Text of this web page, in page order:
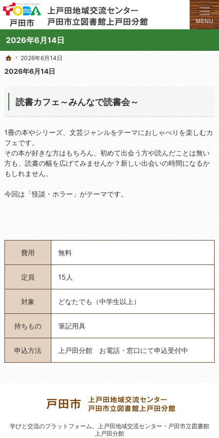
2026年6月14日
学びと交流のプラットフォーム。地域の講座や施設をご案内しています。
上戸田地域交流センターや戸田市立図書館上戸田分館の総合案内サイト
ホーム
2026年6月14日
2026年6月14日
読書カフェ～みんなで読書会～
1冊の本やシリーズ、文芸ジャンルをテーマにおしゃべりを楽しむカ
フェです。
その本が好きな方はもちろん、初めて出会う方や読んだことは無い
方も、読書の幅を広げてみませんか？新しい出会いの時間になるか
もしれません。
今回は「怪談・ホラー」がテーマです。
費用 無料
定員 15人
対象 どなたでも（中学生以上）
持ちもの 筆記用具
申込方法 上戸田分館 お電話・窓口にて申込受付中
ホーム
2026年6月14日
学びと交流のプラットフォーム。
上戸田地域交流センター・戸田市立図書館
上戸田分館